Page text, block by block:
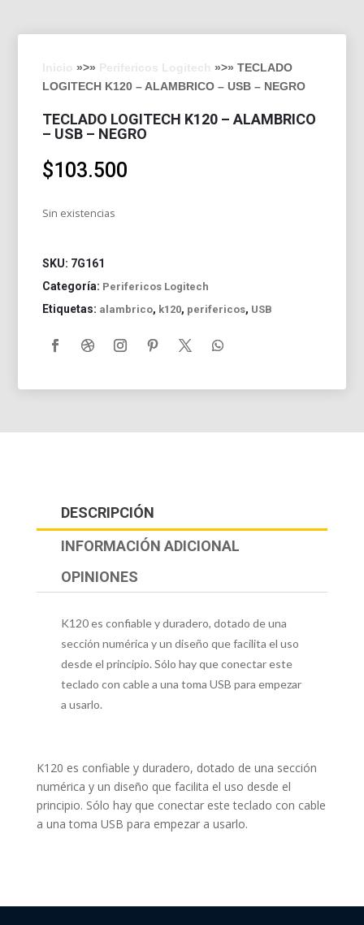
»>»
»>» TECLADO
LOGITECH K120 – ALAMBRICO – USB – NEGRO
TECLADO LOGITECH K120 – ALAMBRICO
– USB – NEGRO
$103.500
Sin existencias
SKU: 7G161
Categoría: Perifericos Logitech
Etiquetas: alambrico, k120, perifericos, USB
DESCRIPCIÓN
INFORMACIÓN ADICIONAL
OPINIONES
K120 es confiable y duradero, dotado de una
sección numérica y un diseño que facilita el uso
desde el principio. Sólo hay que conectar este
teclado con cable a una toma USB para empezar
a usarlo.
K120 es confiable y duradero, dotado de una sección
numérica y un diseño que facilita el uso desde el
principio. Sólo hay que conectar este teclado con cable
a una toma USB para empezar a usarlo.